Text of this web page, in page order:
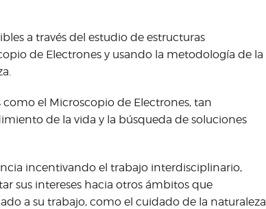
a través del estudio de estructuras
de Electrones y usando la metodología de la
el Microscopio de Electrones, tan
de la vida y la búsqueda de soluciones
incentivando el trabajo interdisciplinario,
sus intereses hacia otros ámbitos que
a su trabajo, como el cuidado de la naturaleza